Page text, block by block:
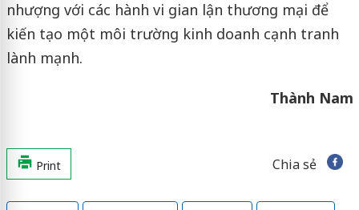
nhượng với các hành vi gian lận thương mại để
kiến tạo một môi trường kinh doanh cạnh tranh
lành mạnh.
Thành Nam
Print Chia sẻ